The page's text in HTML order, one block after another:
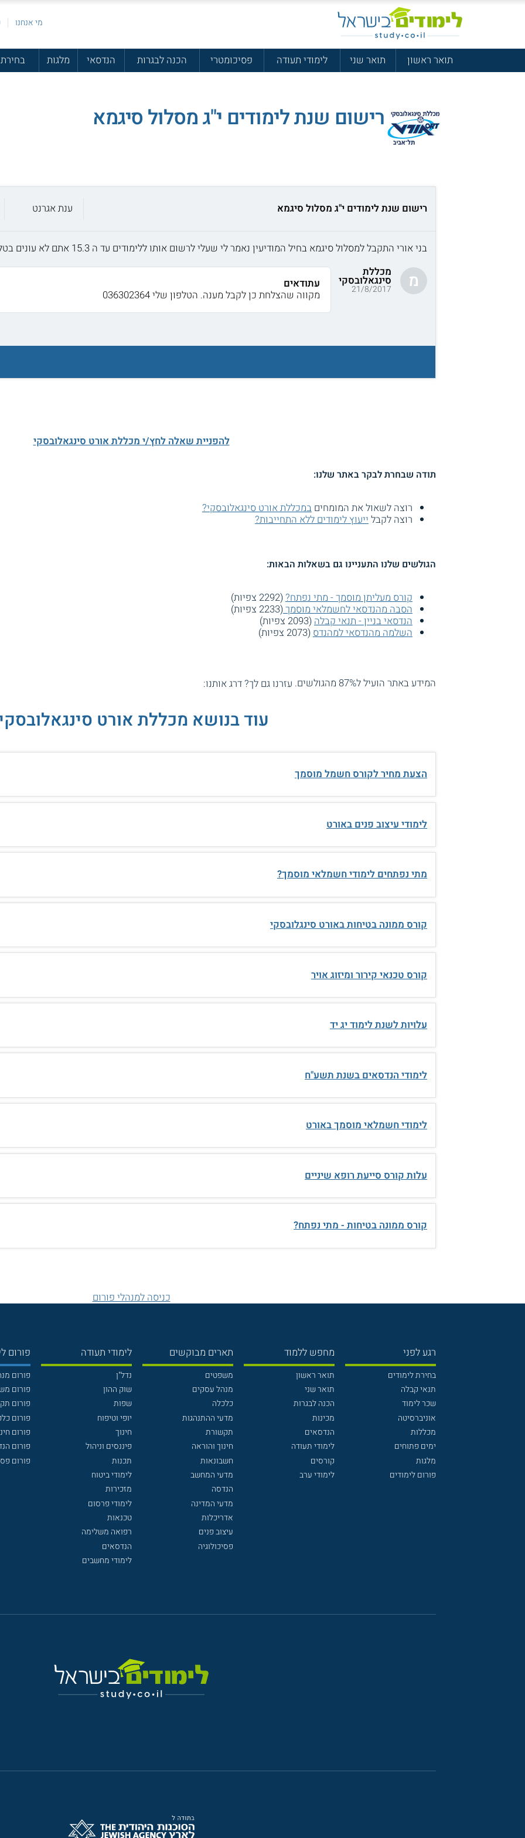
מי אנחנו
תואר ראשון תואר שני לימודי תעודה פסיכומטרי הכנה לבגרות הנדסאי מלגות
רישום שנת לימודים י"ג מסלול סיגמא
רישום שנת לימודים י"ג מסלול סיגמא ענת אגרנט
בני אורי התקבל למסלול סיגמא בחיל המודיעין נאמר לי שעלי לרשום אותו ללימודים עד ה 15.3 אתם לא עונים בטלפון מבקשת את עזרתכם דחוף
מ מכללת
סינגאלובסקי
21/8/2017
עתודאים
מקווה שהצלחת כן לקבל מענה. הטלפון שלי 036302364
להפניית שאלה לחץ/י מכללת אורט סינגאלובסקי
תודה שבחרת לבקר באתר שלנו:
רוצה לשאול את המומחיםבמכללת אורט סינגאלובסקי?
רוצה לקבל ייעוץ לימודים ללא התחייבות?
הגולשים שלנו התעניינו גם בשאלות הבאות:
קורס מעליתן מוסמך - מתי נפתח?(2292 צפיות)
הסבה מהנדסאי לחשמלאי מוסמך(2233 צפיות)
הנדסאי בניין - תנאי קבלה (2093 צפיות)
השלמה מהנדסאי למהנדס (2073 צפיות)
המידע באתר הועיל ל87% מהגולשים. עזרנו גם לך? דרג אותנו:
עוד בנושא מכללת אורט
הצעת מחיר לקורס חשמל מוסמך
לימודי עיצוב פנים באורט
מתי נפתחים לימודי חשמלאי מוסמך?
קורס ממונה בטיחות באורט סינגלובסקי
קורס טכנאי קירור ומיזוג אויר
עלויות לשנת לימוד יג יד
לימודי הנדסאים בשנת תשע"ח
לימודי חשמלאי מוסמך באורט
עלות קורס סייעת רופא שיניים
קורס ממונה בטיחות - מתי נפתח?
כניסה למנהלי פורום
רגע לפני
בחירת לימודים
תנאי קבלה
שכר לימוד
אוניברסיטה
מכללות
ימים פתוחים
מלגות
פורום לימודים
מחפש ללמוד
תואר ראשון
תואר שני
הכנה לבגרות
מכינות
הנדסאים
לימודי תעודה
קורסים
לימודי ערב
תארים מבוקשים
משפטים
מנהל עסקים
כלכלה
מדעי ההתנהגות
תקשורת
חינוך והוראה
חשבונאות
מדעי המחשב
הנדסה
מדעי המדינה
אדריכלות
עיצוב פנים
פסיכולוגיה
לימודי תעודה
נדל"ן
שוק ההון
שפות
יופי וטיפוח
חינוך
פיננסים וניהול
תכנות
לימודי ביטוח
מזכירות
לימודי פרסום
טכנאות
רפואה משלימה
הנדסאים
לימודי מחשבים
פורום
פורום
פורום
פורום
פורום
פורום
פורום
פורום